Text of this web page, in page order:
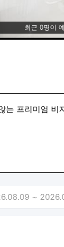
최근 0명이
는 프리미엄 비
기 설치 ]
주말제외/